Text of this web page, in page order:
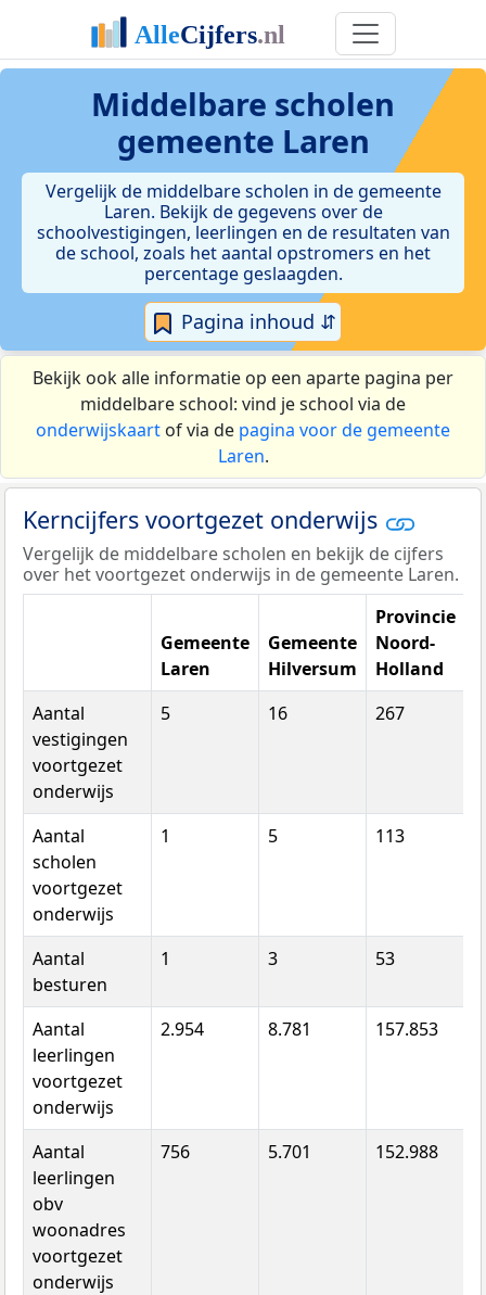
Middelbare scholen
gemeente Laren
Vergelijk de middelbare scholen in de gemeente
Laren. Bekijk de gegevens over de
schoolvestigingen, leerlingen en de resultaten van
de school, zoals het aantal opstromers en het
percentage geslaagden.
Pagina inhoud ⇵
Bekijk ook alle informatie op een aparte pagina per
middelbare school: vind je school via de
onderwijskaart of via de pagina voor de gemeente
Laren.
Kerncijfers voortgezet onderwijs
Vergelijk de middelbare scholen en bekijk de cijfers
over het voortgezet onderwijs in de gemeente Laren.
Gemeente
Laren
Gemeente
Hilversum
Provincie
Noord-
Holland
Aantal
vestigingen
voortgezet
onderwijs
5 16 267
Aantal
scholen
voortgezet
onderwijs
1 5 113
Aantal
besturen
1 3 53
Aantal
leerlingen
voortgezet
onderwijs
2.954 8.781 157.853
Aantal
leerlingen
obv
woonadres
voortgezet
onderwijs
756 5.701 152.988